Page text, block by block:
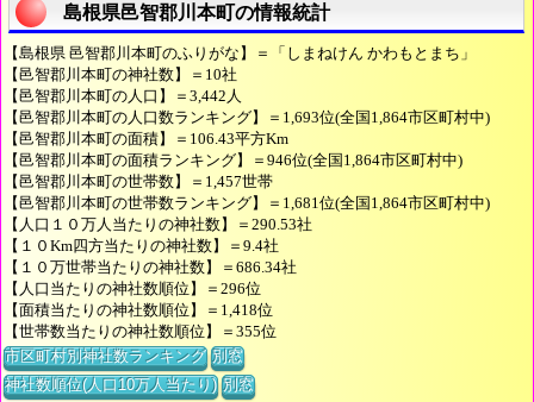
島根県邑智郡川本町の情報統計
【島根県 邑智郡川本町のふりがな】＝「しまねけん かわもとまち」
【邑智郡川本町の神社数】＝10社
【邑智郡川本町の人口】＝3,442人
【邑智郡川本町の人口数ランキング】＝1,693位(全国1,864市区町村中)
【邑智郡川本町の面積】＝106.43平方Km
【邑智郡川本町の面積ランキング】＝946位(全国1,864市区町村中)
【邑智郡川本町の世帯数】＝1,457世帯
【邑智郡川本町の世帯数ランキング】＝1,681位(全国1,864市区町村中)
【人口１０万人当たりの神社数】＝290.53社
【１０Km四方当たりの神社数】＝9.4社
【１０万世帯当たりの神社数】＝686.34社
【人口当たりの神社数順位】＝296位
【面積当たりの神社数順位】＝1,418位
【世帯数当たりの神社数順位】＝355位
市区町村別神社数ランキング 別窓
神社数順位(人口10万人当たり) 別窓